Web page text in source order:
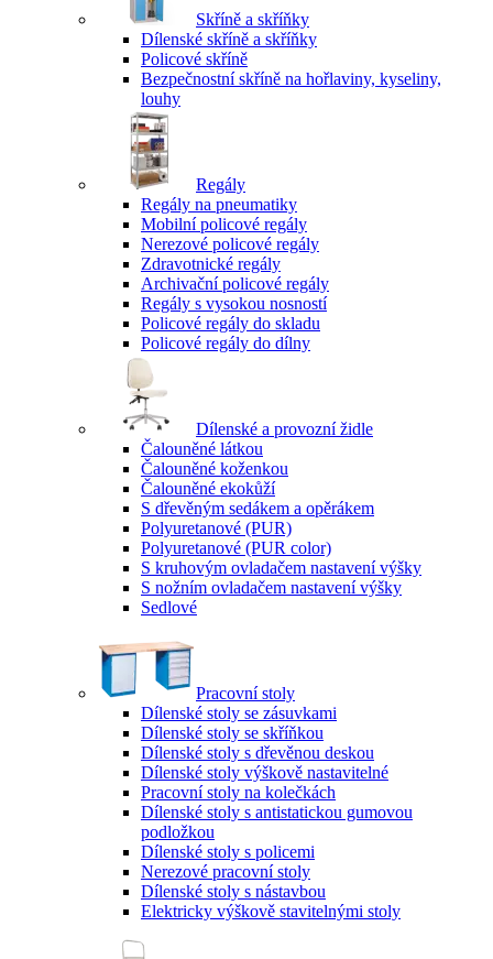
Skříně a skříňky
Dílenské skříně a skříňky
Policové skříně
Bezpečnostní skříně na hořlaviny, kyseliny,
louhy
Regály
Regály na pneumatiky
Mobilní policové regály
Nerezové policové regály
Zdravotnické regály
Archivační policové regály
Regály s vysokou nosností
Policové regály do skladu
Policové regály do dílny
Dílenské a provozní židle
Čalouněné látkou
Čalouněné koženkou
Čalouněné ekokůží
S dřevěným sedákem a opěrákem
Polyuretanové (PUR)
Polyuretanové (PUR color)
S kruhovým ovladačem nastavení výšky
S nožním ovladačem nastavení výšky
Sedlové
Pracovní stoly
Dílenské stoly se zásuvkami
Dílenské stoly se skříňkou
Dílenské stoly s dřevěnou deskou
Dílenské stoly výškově nastavitelné
Pracovní stoly na kolečkách
Dílenské stoly s antistatickou gumovou
podložkou
Dílenské stoly s policemi
Nerezové pracovní stoly
Dílenské stoly s nástavbou
Elektricky výškově stavitelnými stoly